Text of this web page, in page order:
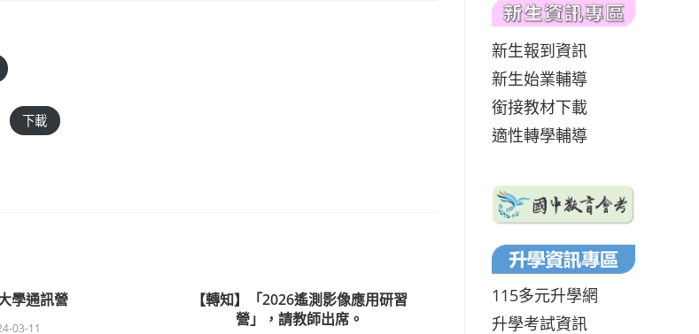
下載
學通訊營
03-11
【轉知】「2026遙測影像應用研習
營」，請教師出席。
新生報到資訊
新生始業輔導
銜接教材下載
適性轉學輔導
115多元升學網
升學考試資訊